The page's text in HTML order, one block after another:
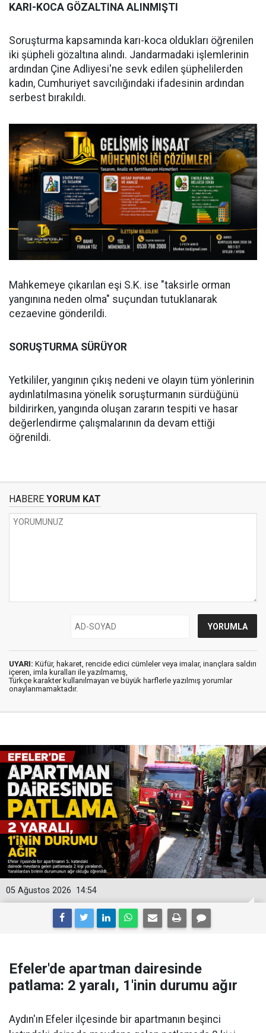
KARI-KOCA GÖZALTINA ALINMIŞTI
Soruşturma kapsamında karı-koca oldukları öğrenilen
iki şüpheli gözaltına alındı. Jandarmadaki işlemlerinin
ardından Çine Adliyesi'ne sevk edilen şüphelilerden
kadın, Cumhuriyet savcılığındaki ifadesinin ardından
serbest bırakıldı.
Mahkemeye çıkarılan eşi S.K. ise "taksirle orman
yangınına neden olma" suçundan tutuklanarak
cezaevine gönderildi.
SORUŞTURMA SÜRÜYOR
Yetkililer, yangının çıkış nedeni ve olayın tüm yönlerinin
aydınlatılmasına yönelik soruşturmanın sürdüğünü
bildirirken, yangında oluşan zararın tespiti ve hasar
değerlendirme çalışmalarının da devam ettiği
öğrenildi.
HABERE YORUM KAT
UYARI: Küfür, hakaret, rencide edici cümleler veya imalar, inançlara saldırı
içeren, imla kuralları ile yazılmamış,
Türkçe karakter kullanılmayan ve büyük harflerle yazılmış yorumlar
onaylanmamaktadır.
14:54
05 Ağustos 2026
Efeler'de apartman dairesinde
patlama: 2 yaralı, 1'inin durumu ağır
Aydın'ın Efeler ilçesinde bir apartmanın beşinci